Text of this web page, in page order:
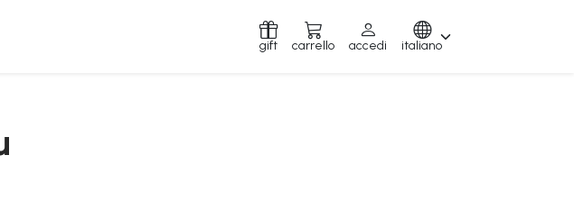
gift carrello accedi italiano